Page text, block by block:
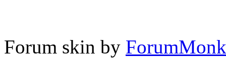
Forum skin by